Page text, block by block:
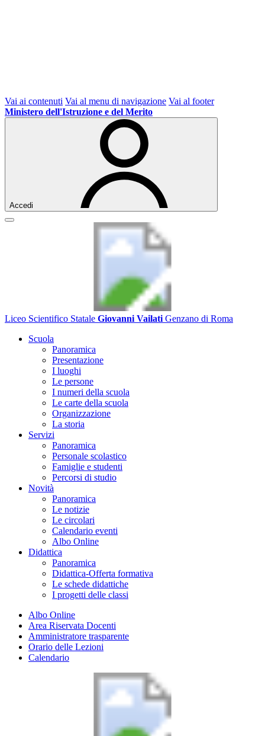
Vai ai contenuti Vai al menu di navigazione Vai al footer
Ministero dell'Istruzione e del Merito
Accedi
Liceo Scientifico Statale Giovanni Vailati Genzano di Roma
Scuola
Panoramica
Presentazione
I luoghi
Le persone
I numeri della scuola
Le carte della scuola
Organizzazione
La storia
Servizi
Panoramica
Personale scolastico
Famiglie e studenti
Percorsi di studio
Novità
Panoramica
Le notizie
Le circolari
Calendario eventi
Albo Online
Didattica
Panoramica
Didattica-Offerta formativa
Le schede didattiche
I progetti delle classi
Albo Online
Area Riservata Docenti
Amministratore trasparente
Orario delle Lezioni
Calendario